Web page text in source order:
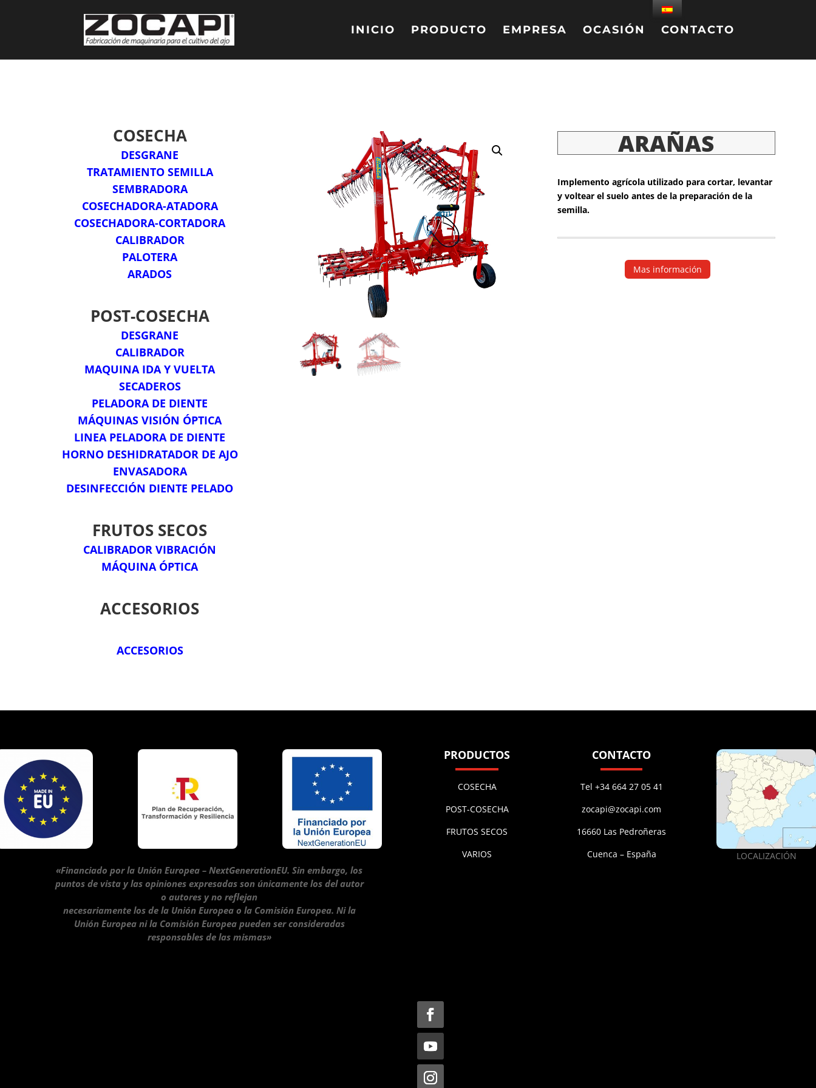
INICIO PRODUCTO EMPRESA OCASIÓN CONTACTO
COSECHA
DESGRANE
TRATAMIENTO SEMILLA
SEMBRADORA
COSECHADORA-ATADORA
COSECHADORA-CORTADORA
CALIBRADOR
PALOTERA
ARADOS
POST-COSECHA
DESGRANE
CALIBRADOR
MAQUINA IDA Y VUELTA
SECADEROS
PELADORA DE DIENTE
MÁQUINAS VISIÓN ÓPTICA
LINEA PELADORA DE DIENTE
HORNO DESHIDRATADOR DE AJO
ENVASADORA
DESINFECCIÓN DIENTE PELADO
FRUTOS SECOS
CALIBRADOR VIBRACIÓN
MÁQUINA ÓPTICA
ACCESORIOS
ACCESORIOS
ARAÑAS
Implemento agrícola utilizado para cortar, levantar
y voltear el suelo antes de la preparación de la
semilla.
Mas información
PRODUCTOS
COSECHA
POST-COSECHA
FRUTOS SECOS
VARIOS
CONTACTO
Tel +34 664 27 05 41
zocapi@zocapi.com
16660 Las Pedroñeras
Cuenca – España
LOCALIZACIÓN
«Financiado por la Unión Europea – NextGenerationEU. Sin embargo, los
puntos de vista y las opiniones expresadas son únicamente los del autor
o autores y no reflejan
necesariamente los de la Unión Europea o la Comisión Europea. Ni la
Unión Europea ni la Comisión Europea pueden ser consideradas
responsables de las mismas»